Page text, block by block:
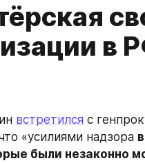
в
встретился с
«усилиями надзора
были незаконно